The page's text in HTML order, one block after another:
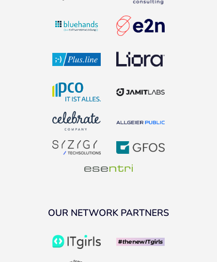
OUR NETWORK PARTNERS